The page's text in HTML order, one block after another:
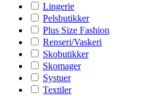
Lingerie
Pelsbutikker
Plus Size Fashion
Renseri/Vaskeri
Skobutikker
Skomager
Systuer
Textiler